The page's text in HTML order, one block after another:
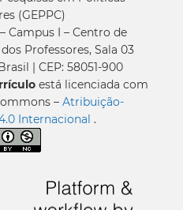
(GEPPC)
Campus I – Centro de
Professores, Sala 03
| CEP: 58051-900
está licenciada com
– Atribuição-
Internacional .